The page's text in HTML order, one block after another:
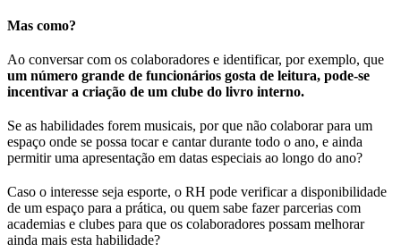
Mas como?
Ao conversar com os colaboradores e identificar, por exemplo, que
um número grande de funcionários gosta de leitura, pode-se
incentivar a criação de um clube do livro interno.
Se as habilidades forem musicais, por que não colaborar para um
espaço onde se possa tocar e cantar durante todo o ano, e ainda
permitir uma apresentação em datas especiais ao longo do ano?
Caso o interesse seja esporte, o RH pode verificar a disponibilidade
de um espaço para a prática, ou quem sabe fazer parcerias com
academias e clubes para que os colaboradores possam melhorar
ainda mais esta habilidade?